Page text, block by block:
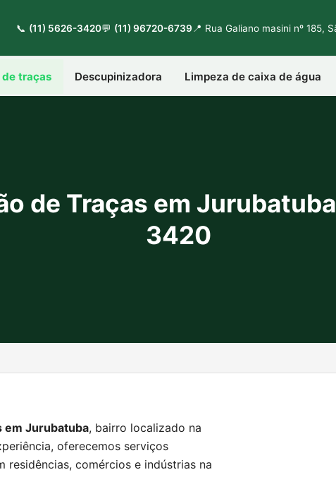
📞 (11) 5626-3420💬 (11) 96720-6739 📍 Rua Galiano masini nº 185,
traças Descupinizadora Limpeza de caixa de água
de Traças em
3420
em Jurubatuba, bairro localizado na
oferecemos serviços
residências, comércios e indústrias na